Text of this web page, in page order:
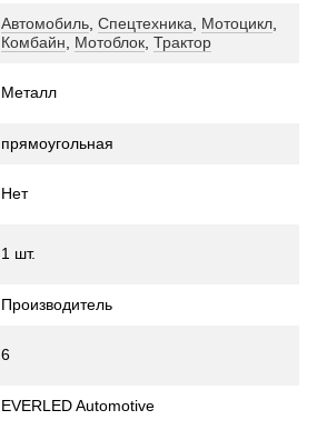
Автомобиль Спецтехника Мотоцикл
Комбайн
Мотоблок Трактор
Металл
прямоугольная
Нет
1 шт.
Производитель
6
EVERLED Automotive